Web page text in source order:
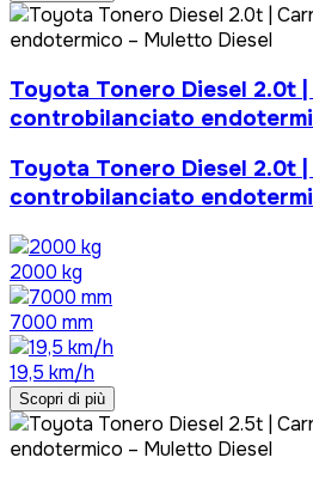
Toyota Tonero Diesel 2.0t
controbilanciato
Toyota Tonero Diesel 2.0t
controbilanciato
2000 kg
7000 mm
19,5 km/h
Scopri di più